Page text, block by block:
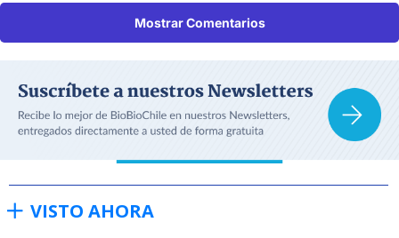
Mostrar Comentarios
VISTO AHORA